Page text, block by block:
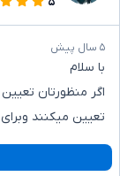
۵ سال پیش
با سلام
اگر منظورتان
تعیین میکنند